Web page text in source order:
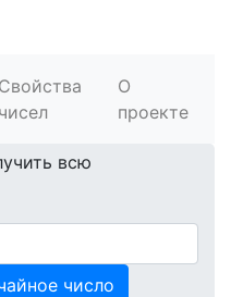
Свойства
чисел
О
проекте
всю
число